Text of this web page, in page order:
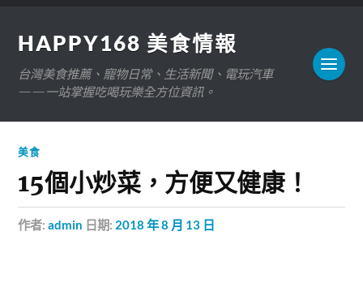
HAPPY168 美食情報
台灣美食推薦、寵物日常、生活新聞、電玩汽車
——一站掌握吃喝玩樂全方位資訊。
美食
15個小炒菜，方便又健康！
作者:admin 日期: 2018 年 8 月 13 日